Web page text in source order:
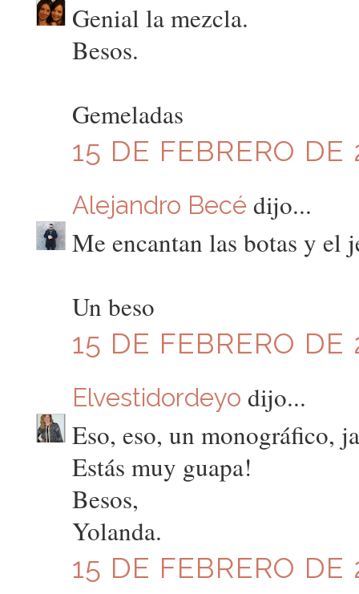
Genial la mezcla.
Besos.
Gemeladas
15 DE FEBRERO
Alejandro Becé dijo...
Me encantan las botas y el
Un beso
15 DE FEBRERO
Elvestidordeyo dijo...
Eso, eso, un monográfico,
Estás muy guapa!
Besos,
Yolanda.
15 DE FEBRERO